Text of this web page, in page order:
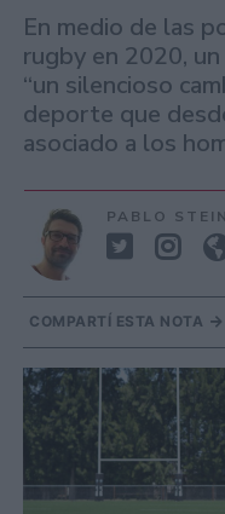
En medio de las
rugby en 2020,
“un silencioso
deporte que
asociado a los
PABLO
COMPARTÍ ESTA NOTA